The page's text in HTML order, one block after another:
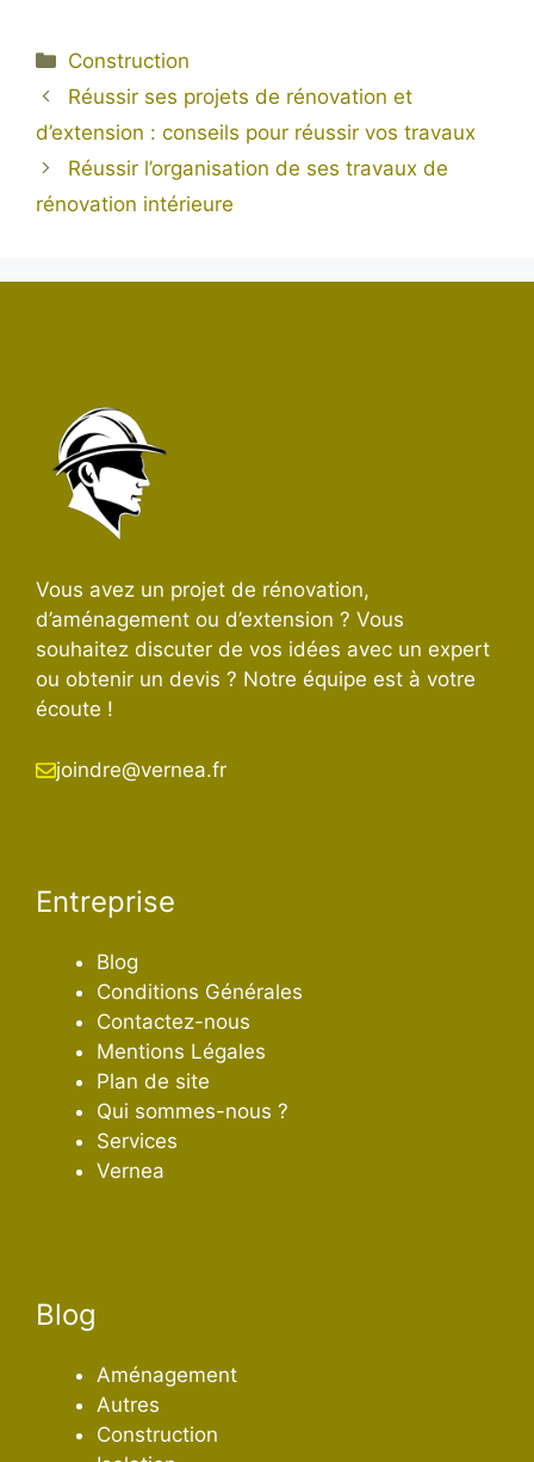
Catégories
Construction
Réussir ses projets de rénovation et
d’extension : conseils pour réussir vos travaux
Réussir l’organisation de ses travaux de
rénovation intérieure
Vous avez un projet de rénovation,
d’aménagement ou d’extension ? Vous
souhaitez discuter de vos idées avec un expert
ou obtenir un devis ? Notre équipe est à votre
écoute !
joindre@vernea.fr
Entreprise
Blog
Conditions Générales
Contactez-nous
Mentions Légales
Plan de site
Qui sommes-nous ?
Services
Vernea
Blog
Aménagement
Autres
Construction